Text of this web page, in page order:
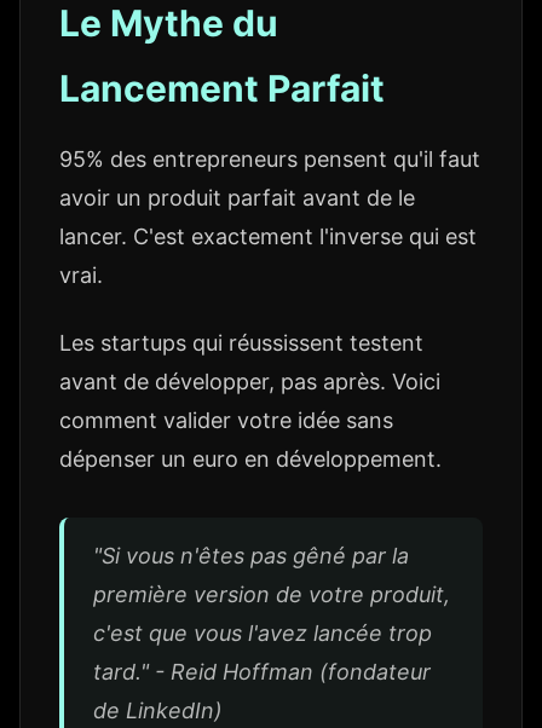
Le Mythe du
Lancement Parfait
95% des entrepreneurs pensent qu'il faut
avoir un produit parfait avant de le
lancer. C'est exactement l'inverse qui est
vrai.
Les startups qui réussissent testent
avant de développer, pas après. Voici
comment valider votre idée sans
dépenser un euro en développement.
"Si vous n'êtes pas gêné par la
première version de votre produit,
c'est que vous l'avez lancée trop
tard." - Reid Hoffman (fondateur
de LinkedIn)